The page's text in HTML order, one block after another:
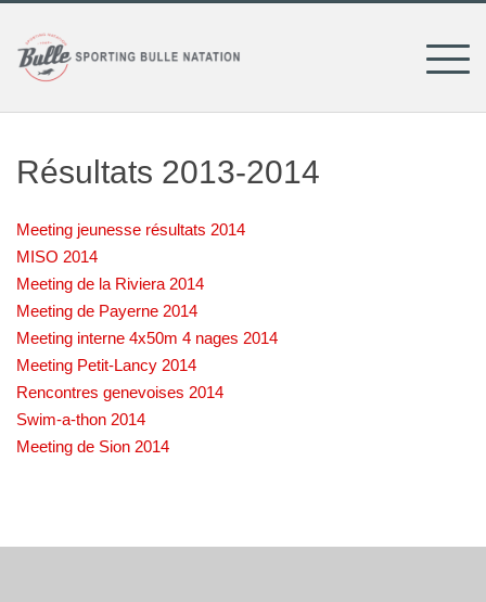
content
Résultats 2013-2014
Meeting jeunesse résultats 2014
MISO 2014
Meeting de la Riviera 2014
Meeting de Payerne 2014
Meeting interne 4x50m 4 nages 2014
Meeting Petit-Lancy 2014
Rencontres genevoises 2014
Swim-a-thon 2014
Meeting de Sion 2014